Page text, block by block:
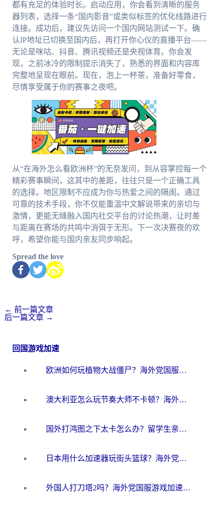
都有充足的体验时长。启动应用，你会看到清晰的服务
器列表，选择一条“国内影音”或类似标签的优化线路进行
连接。成功后，建议先访问一个国内网站测试一下。确
认IP地址已切换至国内后，再打开你心仪的直播平台——
无论是咪咕、抖音、腾讯视频还是央视体育。你会发
现，之前冰冷的限制提示消失了，熟悉的界面和内容库
完整地呈现在眼前。现在，泡上一杯茶，准备好零食，
尽情享受属于你的赛事之夜吧。
从“在海外怎么看欧洲杯”的无奈发问，到从容掌控每一个
精彩赛事瞬间，这其中的差距，往往只是一个正确工具
的选择。地区限制不应成为你与热爱之间的隔阂。通过
可靠的技术手段，你不仅能重温中文解说带来的亲切与
激情，更能无缝融入国内社交平台的讨论热潮，让时差
与距离在赛场的共鸣中消弭于无形。下一次决赛夜的欢
呼，希望你能与国内亲友同步响起。
Spread the love
← 前一篇文章
后一篇文章 →
回国游戏加速
欧洲如何玩植物大战僵尸？海外党国服游戏加速避坑指南（附实测对比）
澳大利亚怎么玩节奏大师不卡顿？海外党国服游戏加速终极指南
国外打鸿图之下太卡怎么办？留学生亲测有效的国服游戏加速方案
日本用什么加速器玩街头篮球？海外党国服游戏不卡顿的终极攻略
外国人打刀塔2吗？海外党国服游戏加速避坑全攻略